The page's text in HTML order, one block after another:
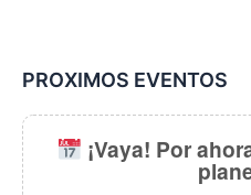
PROXIMOS EVENTOS
¡Vaya! Por